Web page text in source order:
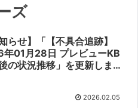
ズ
知らせ】「【不具合追跡】
01月28日 プレビューKB
の状況推移」を更新しまし
2026.02.05